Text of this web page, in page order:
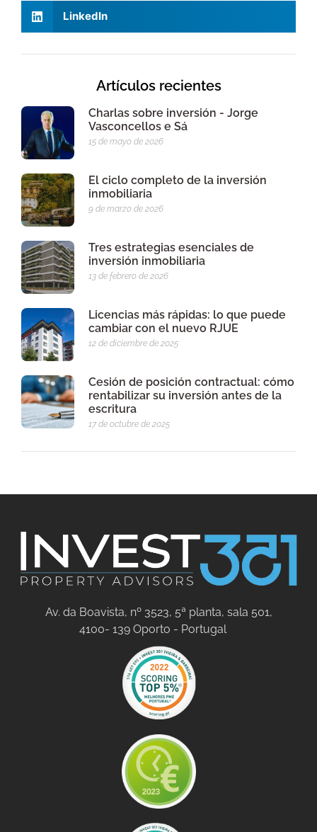
LinkedIn
Artículos recientes
Charlas sobre inversión - Jorge
Vasconcellos e Sá
15 de mayo de 2026
El ciclo completo de la inversión
inmobiliaria
9 de marzo de 2026
Tres estrategias esenciales de
inversión inmobiliaria
13 de febrero de 2026
Licencias más rápidas: lo que puede
cambiar con el nuevo RJUE
12 de diciembre de 2025
Cesión de posición contractual: cómo
rentabilizar su inversión antes de la
escritura
17 de octubre de 2025
Av. da Boavista, nº 3523, 5ª planta, sala 501,
4100- 139 Oporto - Portugal